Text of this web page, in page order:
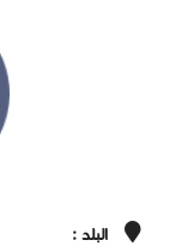
البلد :